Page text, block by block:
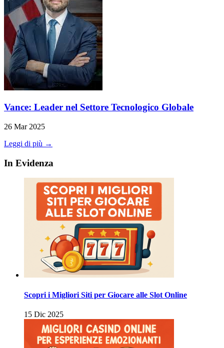
Vance: Leader nel Settore Tecnologico Globale
26 Mar 2025
Leggi di più →
In Evidenza
Scopri i Migliori Siti per Giocare alle Slot Online
15 Dic 2025